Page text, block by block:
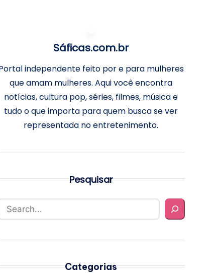
Sáficas.com.br
independente feito por e para mulheres
que amam mulheres. Aqui você encontra
notícias, cultura pop, séries, filmes, música e
tudo o que importa para quem busca se ver
representada no entretenimento.
Pesquisar
Categorias